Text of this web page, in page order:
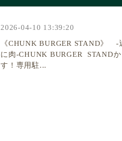
2026-04-10 13:39:20
《CHUNK BURGER STAND》 -
に肉-CHUNK BURGER STAND
す！専用駐...